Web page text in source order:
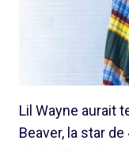
Lil Wayne aurait
Beaver, la star